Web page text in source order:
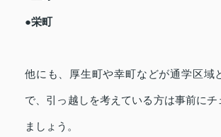
●栄町
他にも、厚生町や幸町などが通学区域
で、引っ越しを考えている方は事前にチ
ましょう。